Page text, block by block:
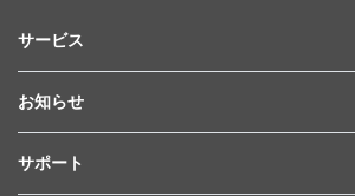
サービス
お知らせ
サポート